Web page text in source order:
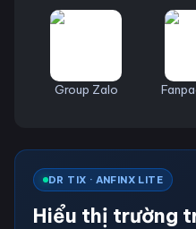
Group Zalo
DR TIX · ANFINX LITE
Hiểu thị trường